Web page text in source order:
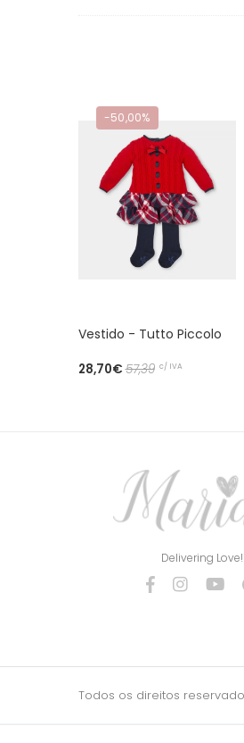
-50,00%
Vestido - Tutto Piccolo
28,70€57,39 c/ IVA
Delivering Love!
Todos os direitos